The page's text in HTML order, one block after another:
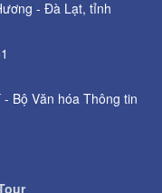
- Đà Lạt, tỉnh
Bộ Văn hóa Thông tin